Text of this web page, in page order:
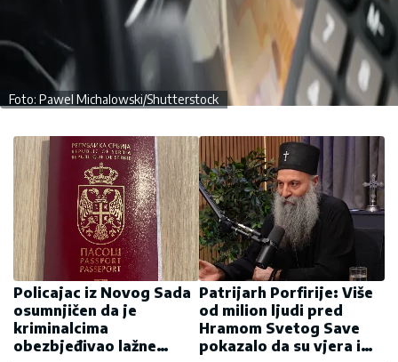
Foto: Pawel Michalowski/Shutterstock
Policajac iz Novog Sada
osumnjičen da je
kriminalcima
obezbjeđivao lažne
Patrijarh Porfirije: Više
od milion ljudi pred
Hramom Svetog Save
pokazalo da su vjera i